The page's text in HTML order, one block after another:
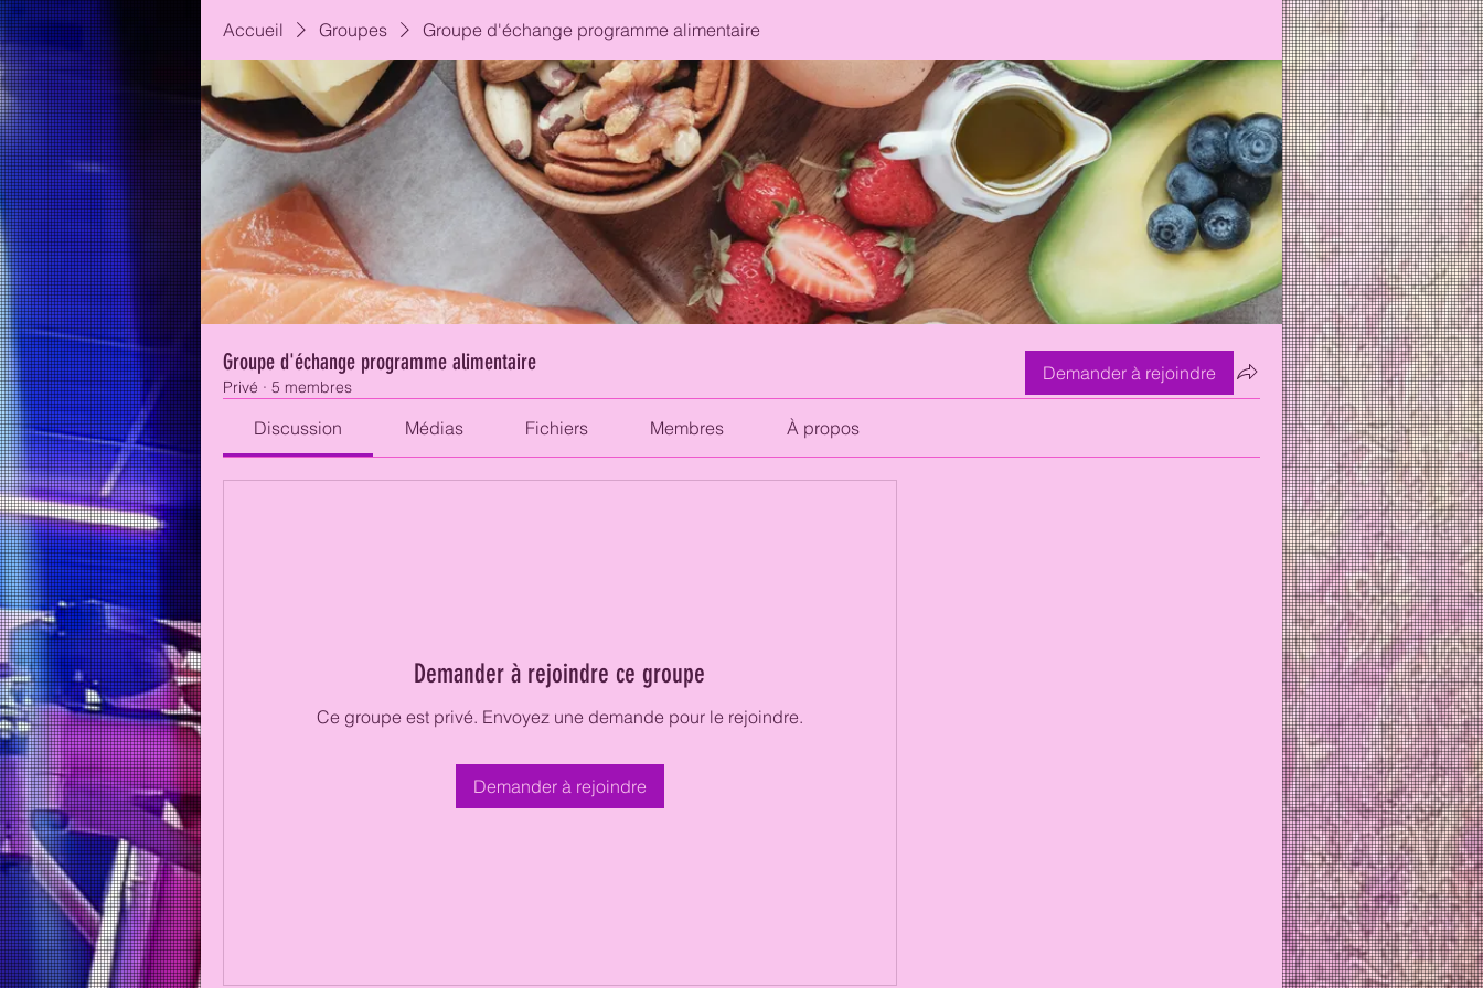
Accueil Groupes Groupe d'échange programme alimentaire
Groupe d'échange programme alimentaire
Privé · 5 membres
Demander à rejoindre
Discussion Médias Fichiers Membres À propos
Demander à rejoindre ce groupe
Ce groupe est privé. Envoyez une demande pour le rejoindre.
Demander à rejoindre